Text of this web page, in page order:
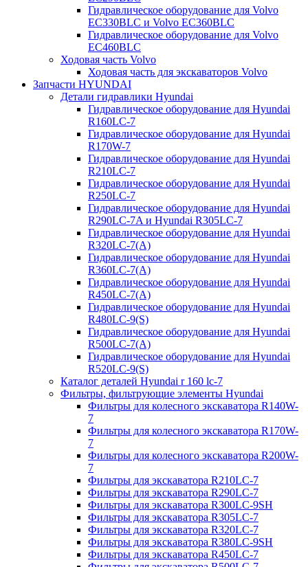
Гидравлическое оборудование для Volvo
EC330BLC и Volvo EC360BLC
Гидравлическое оборудование для Volvo
EC460BLC
Ходовая часть Volvo
Ходовая часть для экскаваторов Volvo
Запчасти HYUNDAI
Детали гидравлики Hyundai
Гидравлическое оборудование для Hyundai
R160LC-7
Гидравлическое оборудование для Hyundai
R170W-7
Гидравлическое оборудование для Hyundai
R210LC-7
Гидравлическое оборудование для Hyundai
R250LC-7
Гидравлическое оборудование для Hyundai
R290LC-7A и Hyundai R305LC-7
Гидравлическое оборудование для Hyundai
R320LC-7(A)
Гидравлическое оборудование для Hyundai
R360LC-7(A)
Гидравлическое оборудование для Hyundai
R450LC-7(A)
Гидравлическое оборудование для Hyundai
R480LC-9(S)
Гидравлическое оборудование для Hyundai
R500LC-7(A)
Гидравлическое оборудование для Hyundai
R520LC-9(S)
Каталог деталей Hyundai r 160 lc-7
Фильтры, фильтрующие элементы Hyundai
Фильтры для колесного экскаватора R140W-
7
Фильтры для колесного экскаватора R170W-
7
Фильтры для колесного экскаватора R200W-
7
Фильтры для экскаватора R210LC-7
Фильтры для экскаватора R290LC-7
Фильтры для экскаватора R300LC-9SH
Фильтры для экскаватора R305LC-7
Фильтры для экскаватора R320LC-7
Фильтры для экскаватора R380LC-9SH
Фильтры для экскаватора R450LC-7